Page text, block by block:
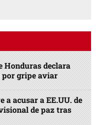
Honduras declara
por gripe aviar
a acusar a EE.UU. de
de paz tras